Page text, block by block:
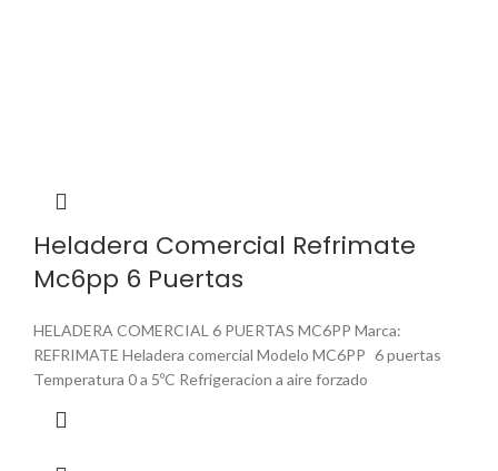
Heladera Comercial Refrimate
Mc6pp 6 Puertas
HELADERA COMERCIAL 6 PUERTAS MC6PP Marca:
REFRIMATE Heladera comercial Modelo MC6PP 6 puertas
Temperatura 0 a 5ºC Refrigeracion a aire forzado